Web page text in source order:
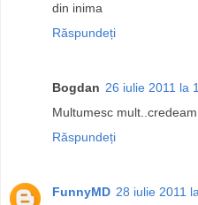
din inima
Răspundeți
Bogdan 26 iulie 2011 la
Multumesc
Răspundeți
FunnyMD 28 iulie 2011